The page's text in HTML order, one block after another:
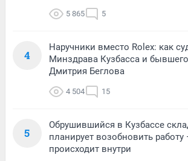
5 865 5
4
Наручники вместо Rolex: как
Минздрава Кузбасса и
Дмитрия Беглова
4 504 15
5
Обрушившийся в Кузбассе
планирует возобновить работу
происходит внутри